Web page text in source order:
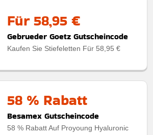
Für 58,95 €
Gebrueder Goetz Gutscheincode
Kaufen Sie Stiefeletten Für 58,95 €
58 % Rabatt
Besamex Gutscheincode
58 % Rabatt Auf Proyoung Hyaluronic